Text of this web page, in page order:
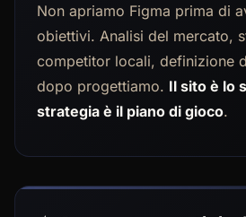
Non apriamo Figma prima di
obiettivi. Analisi del mercato,
competitor locali, definizione
dopo progettiamo. Il sito è lo
strategia è il piano di gioco.